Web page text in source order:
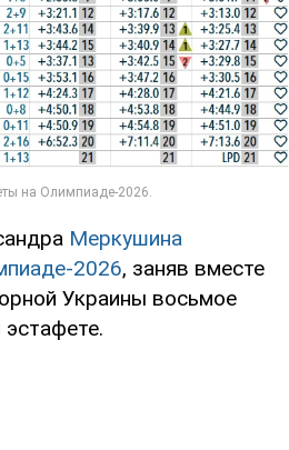
Меркушина
2026, заняв вместе
Украины восьмое